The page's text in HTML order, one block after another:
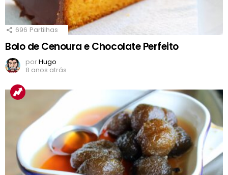
696 Partilhas
Bolo de Cenoura e Chocolate Perfeito
porHugo
8 anos atrás